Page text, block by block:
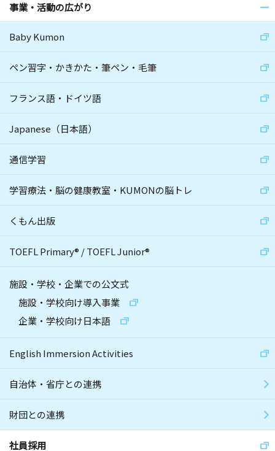
事業・活動の広がり
Baby Kumon
ペン習字・かきかた・筆ペン・毛筆
フランス語・ドイツ語
Japanese（日本語）
通信学習
学習療法・脳の健康教室・KUMONの脳トレ
くもん出版
TOEFL Primary® /TOEFL Junior®
施設・学校・企業での公文式
施設・学校向け導入事業
企業・学校向け日本語
English Immersion Activities
自治体・省庁との連携
財団との連携
社員採用